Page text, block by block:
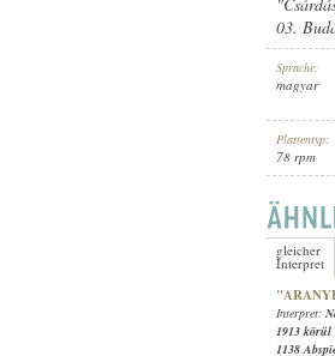
INTERPRET:
03.
Sprache:
magyar
Plattentyp:
78 rpm
gleicher
Interpret
Interpret:
1913 körül
1138